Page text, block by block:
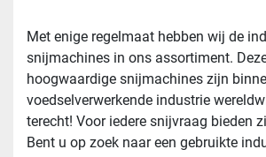
Met enige regelmaat hebben wij de
snijmachines in ons assortiment.
hoogwaardige snijmachines zijn
voedselverwerkende industrie
terecht! Voor iedere snijvraag bieden
Bent u op zoek naar een gebruikte